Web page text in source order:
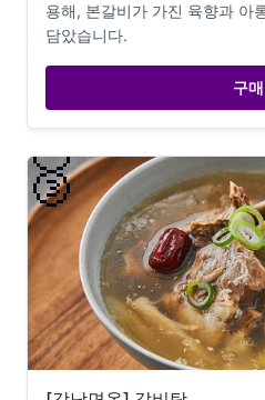
용해, 본갈비가 가진 육향과 아
담았습니다.
구매
🥉